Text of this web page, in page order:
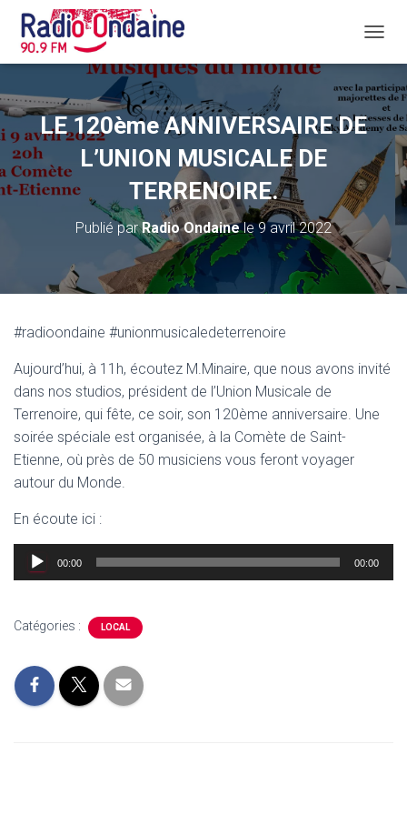
É
L
I
E
L
A
A
I
G
A
LE 120ème ANNIVERSAIRE DE
L’UNION MUSICALE DE
TERRENOIRE.
Publié parRadio Ondainele9 avril 2022
#radioondaine #unionmusicaledeterrenoire
Aujourd’hui, à 11h, écoutez M.Minaire, que nous avons invité
dans nos studios, président de l’Union Musicale de
Terrenoire, qui fête, ce soir, son 120ème anniversaire. Une
soirée spéciale est organisée, à la Comète de Saint-
Etienne, où près de 50 musiciens vous feront voyager
autour du Monde.
En écoute ici :
Lecteur
audio
00:00 00:00
Catégories : LOCAL